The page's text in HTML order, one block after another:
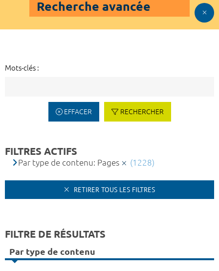
Recherche avancée
Mots-clés :
EFFACER RECHERCHER
FILTRES ACTIFS
Par type de contenu: Pages (1228)
RETIRER TOUS LES FILTRES
FILTRE DE RÉSULTATS
Par type de contenu